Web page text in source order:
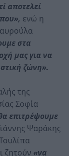
αποτελεί
ενώ η
στα
μας για να
ζώνη».
της
Σοφία
επιτρέψουμε
Ψαράκης
ζητούν «να